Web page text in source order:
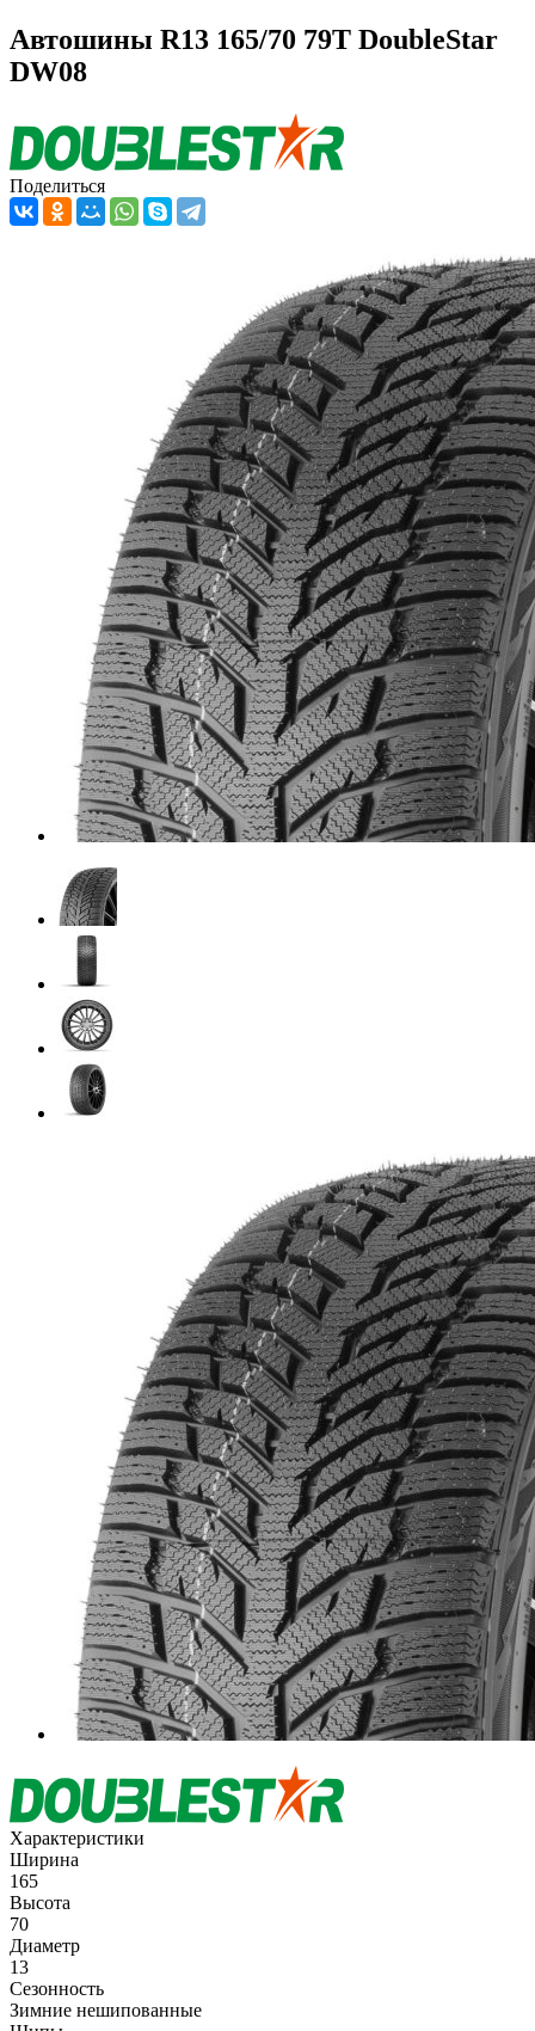
Автошины R13 165/70 79T DoubleStar
DW08
Поделиться
Характеристики
Ширина
165
Высота
70
Диаметр
13
Сезонность
Зимние нешипованные